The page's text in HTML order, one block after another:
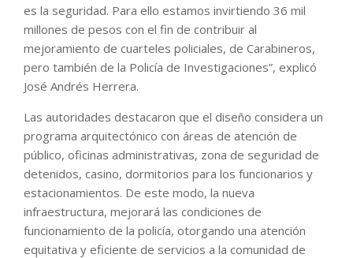
es la seguridad. Para ello estamos invirtiendo 36 mil
millones de pesos con el fin de contribuir al
mejoramiento de cuarteles policiales, de Carabineros,
pero también de la Policía de Investigaciones”, explicó
José Andrés Herrera.
Las autoridades destacaron que el diseño considera un
programa arquitectónico con áreas de atención de
público, oficinas administrativas, zona de seguridad de
detenidos, casino, dormitorios para los funcionarios y
estacionamientos. De este modo, la nueva
infraestructura, mejorará las condiciones de
funcionamiento de la policía, otorgando una atención
equitativa y eficiente de servicios a la comunidad de